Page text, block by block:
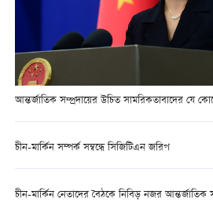
আন্তর্জাতিক সম্প্রদায়ের উচিত সামরিকতাবাদের যে
চীন-মার্কিন সম্পর্ক সম্বন্ধে সিজিটিএন জরিপ
চীন-মার্কিন নেতাদের বৈঠকে নিবিড় নজর আন্তর্জাতিক